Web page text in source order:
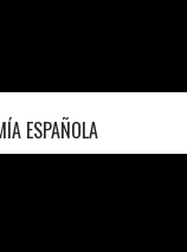
ESPAÑOLA